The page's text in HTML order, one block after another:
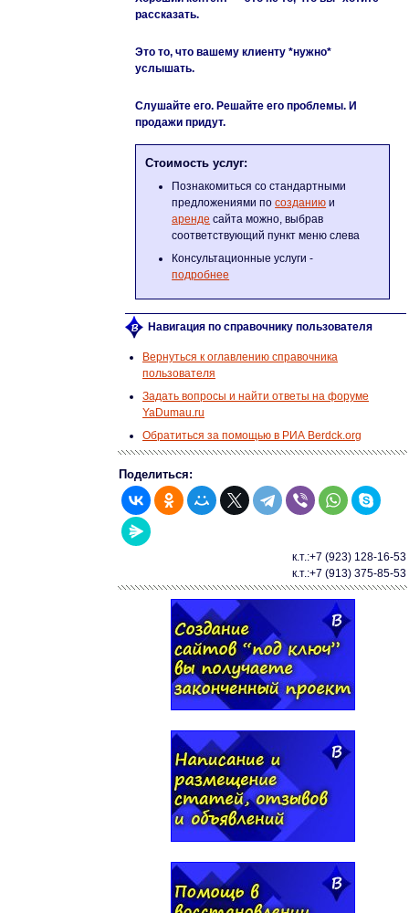
рассказать.
Это то, что вашему клиенту *нужно*
услышать.
Слушайте его. Решайте его проблемы. И
продажи придут.
Стоимость услуг:
Познакомиться со стандартными
предложениями посозданию и
аренде сайта можно, выбрав
соответствующий пункт меню слева
Консультационные услуги -
подробнее
Навигация по справочнику пользователя
Вернуться к оглавлению справочника
пользователя
Задать вопросы и найти ответы на форуме
YaDumau.ru
Обратиться за помощью в РИА Berdck.org
Поделиться:
к.т.:+7 (923) 128-16-53
к.т.:+7 (913) 375-85-53